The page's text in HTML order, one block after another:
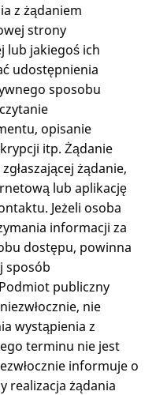
z żądaniem
strony
lub jakiegoś ich
udostępnienia
sposobu
opisanie
itp. Żądanie
żądanie,
lub aplikację
Jeżeli osoba
informacji za
dostępu, powinna
sposób
publiczny
nie
wystąpienia z
terminu nie jest
informuje o
realizacja żądania